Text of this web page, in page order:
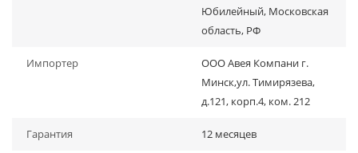
Юбилейный, Московская
область, РФ
Импортер
ООО Авея Компани г.
Минск,ул. Тимирязева,
д.121, корп.4, ком. 212
Гарантия 12 месяцев